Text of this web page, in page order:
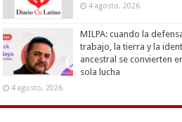
4 agosto, 2026
MILPA: cuando la
trabajo, la tierra y la
ancestral se convierten
sola lucha
4 agosto, 2026